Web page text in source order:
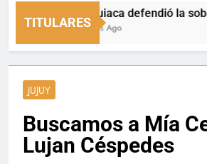
TITULARES
La Quiaca defendió la
5 Horas Ago
JUJUY
Buscamos a Mía
Lujan Céspedes